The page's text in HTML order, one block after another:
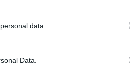
data.
Data.
specializing in
Oswald before the